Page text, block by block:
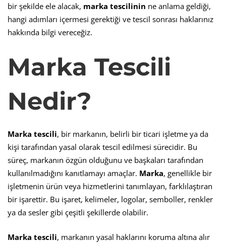
bir şekilde ele alacak, marka tescilinin ne anlama geldiği,
hangi adımları içermesi gerektiği ve tescil sonrası haklarınız
hakkında bilgi vereceğiz.
Marka Tescili
Nedir?
Marka tescili, bir markanın, belirli bir ticari işletme ya da
kişi tarafından yasal olarak tescil edilmesi sürecidir. Bu
süreç, markanın özgün olduğunu ve başkaları tarafından
kullanılmadığını kanıtlamayı amaçlar. Marka, genellikle bir
işletmenin ürün veya hizmetlerini tanımlayan, farklılaştıran
bir işarettir. Bu işaret, kelimeler, logolar, semboller, renkler
ya da sesler gibi çeşitli şekillerde olabilir.
Marka tescili, markanın yasal haklarını koruma altına alır